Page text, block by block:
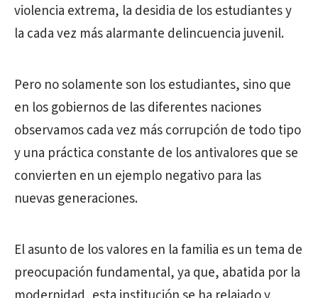
violencia extrema, la desidia de los estudiantes y
la cada vez más alarmante delincuencia juvenil.
Pero no solamente son los estudiantes, sino que
en los gobiernos de las diferentes naciones
observamos cada vez más corrupción de todo tipo
y una práctica constante de los antivalores que se
convierten en un ejemplo negativo para las
nuevas generaciones.
El asunto de los valores en la familia es un tema de
preocupación fundamental, ya que, abatida por la